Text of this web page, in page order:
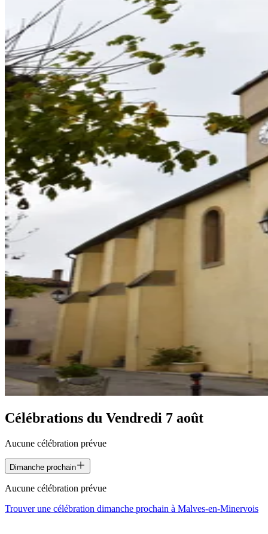
Célébrations du Vendredi 7 août
Aucune célébration prévue
Dimanche prochain
Aucune célébration prévue
Trouver une célébration dimanche prochain à Malves-en-Minervois